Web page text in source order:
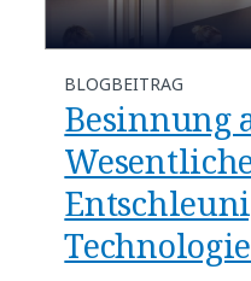
BLOGBEITRAG
Besinnung